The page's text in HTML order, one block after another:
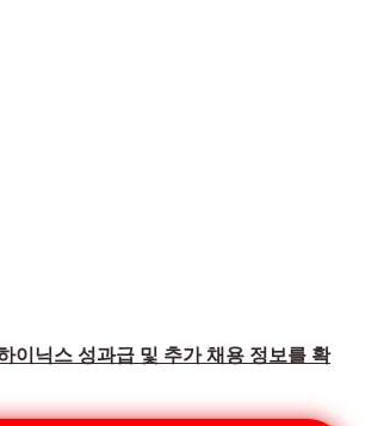
이닉스 성과급 및 추가 채용 정보를 확